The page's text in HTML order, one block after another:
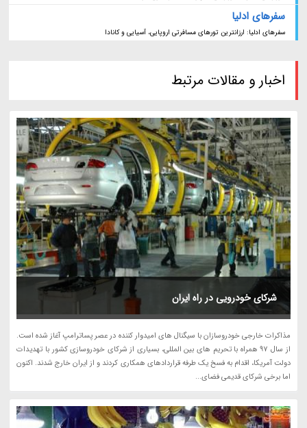
سفرهای ادلیا
سفرهای ادلیا: ارزانترین تورهای مسافرتی اروپایی، آسیایی و کانادا
اخبار و مقالات مرتبط
شرکای خودرویی در راه ایران
مذاکرات خارجی خودروسازان با سیگنال های امیدوار کننده در عصر پساترامپ آغاز شده است.
از سال 97 همراه با تحریم های بین المللی، بسیاری از شرکای خودروسازی کشور با تهدیدات
دولت آمریکا، اقدام به فسخ یک طرفه قراردادهای همکاری کردند و از ایران خارج شدند. اکنون
اما برخی شرکای قدیمی فضای...